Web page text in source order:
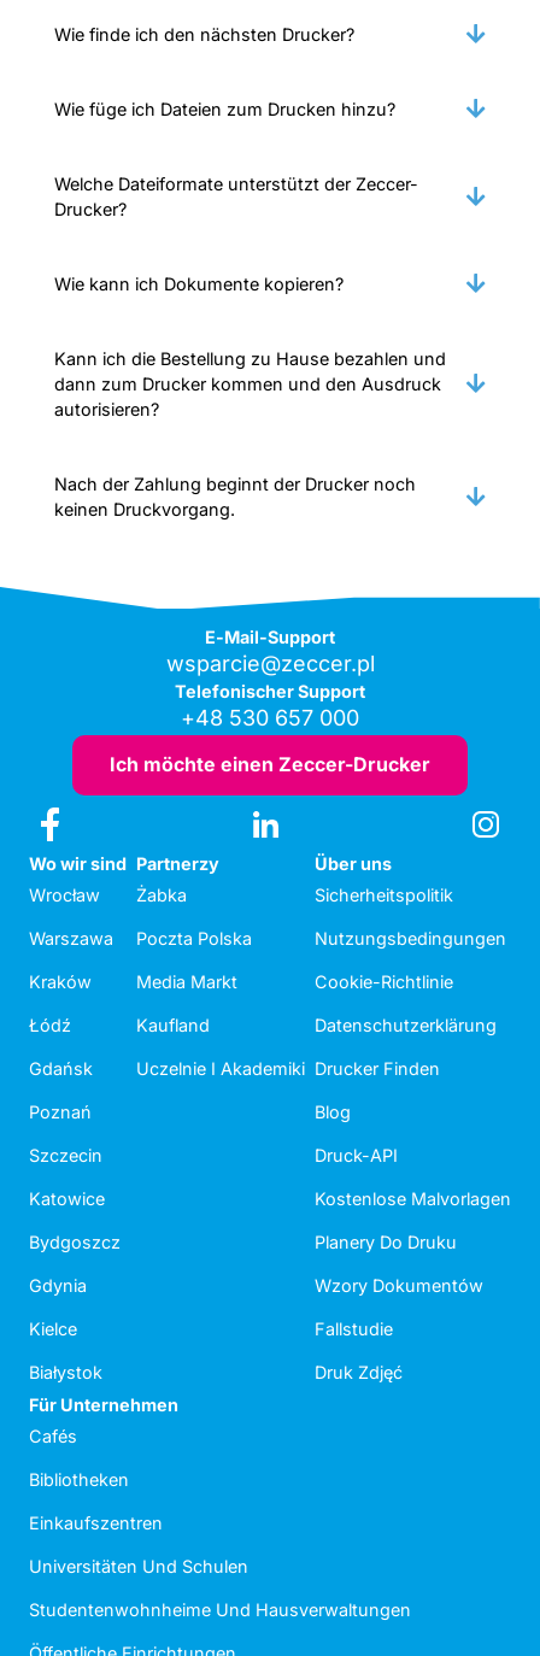
Wie finde ich den nächsten Drucker?
Wie füge ich Dateien zum Drucken hinzu?
Welche Dateiformate unterstützt der Zeccer-
Drucker?
Wie kann ich Dokumente kopieren?
Kann ich die Bestellung zu Hause bezahlen und
dann zum Drucker kommen und den Ausdruck
autorisieren?
Nach der Zahlung beginnt der Drucker noch
keinen Druckvorgang.
E-Mail-Support
wsparcie@zeccer.pl
Telefonischer Support
+48 530 657 000
Ich möchte einen Zeccer-Drucker
Wo wir sind
Wrocław
Warszawa
Kraków
Łódź
Gdańsk
Poznań
Szczecin
Katowice
Bydgoszcz
Gdynia
Kielce
Białystok
Partnerzy
Żabka
Poczta Polska
Media Markt
Kaufland
Uczelnie I Akademiki
Über uns
Sicherheitspolitik
Nutzungsbedingungen
Cookie-Richtlinie
Datenschutzerklärung
Drucker Finden
Blog
Druck-API
Kostenlose Malvorlagen
Planery Do Druku
Wzory Dokumentów
Fallstudie
Druk Zdjęć
Für Unternehmen
Cafés
Bibliotheken
Einkaufszentren
Universitäten Und Schulen
Studentenwohnheime Und Hausverwaltungen